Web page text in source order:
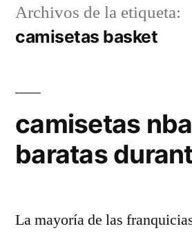
Archivos de la etiqueta:
camisetas basket
camisetas
baratas
La mayoría de las